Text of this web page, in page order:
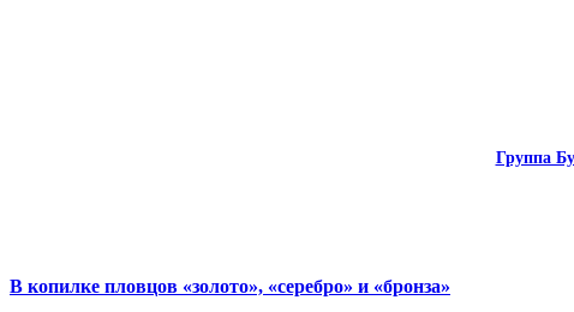
Группа
В копилке пловцов «золото», «серебро» и «бронза»